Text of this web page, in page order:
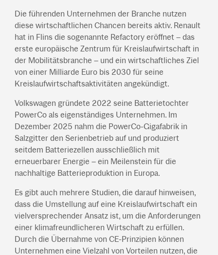
Die führenden Unternehmen der Branche nutzen
diese wirtschaftlichen Chancen bereits aktiv. Renault
hat in Flins die sogenannte Refactory eröffnet – das
erste europäische Zentrum für Kreislaufwirtschaft in
der Mobilitätsbranche – und ein wirtschaftliches Ziel
von einer Milliarde Euro bis 2030 für seine
Kreislaufwirtschaftsaktivitäten angekündigt.
Volkswagen gründete 2022 seine Batterietochter
PowerCo als eigenständiges Unternehmen. Im
Dezember 2025 nahm die PowerCo-Gigafabrik in
Salzgitter den Serienbetrieb auf und produziert
seitdem Batteriezellen ausschließlich mit
erneuerbarer Energie – ein Meilenstein für die
nachhaltige Batterieproduktion in Europa.
Es gibt auch mehrere Studien, die darauf hinweisen,
dass die Umstellung auf eine Kreislaufwirtschaft ein
vielversprechender Ansatz ist, um die Anforderungen
einer klimafreundlicheren Wirtschaft zu erfüllen.
Durch die Übernahme von CE-Prinzipien können
Unternehmen eine Vielzahl von Vorteilen nutzen, die